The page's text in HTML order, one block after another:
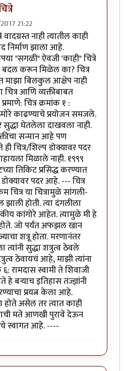
21:22
काढलीत पण सगळीbyविशुमित
नाही त्यातील काही
निर्माण झाला आहे.
"सगळी" ऐवजी 'काही" चित्रे
बदल करून मिळेल का? चित्र
माझा बिलकुल आक्षेप नाही
आणि व्यक्तीबाबत
चित्र क्रमांक १ :
काढण्याचे प्रयोजन समजले.
सुद्धा घेतलेला दाखवला नाही.
सन्मान आहे पण
चित्र/शिल्प डोक्यावर पदर
मिळाले नाही. १९९९
तिकिट प्रसिद्ध करण्यात
पदर आहे. --- चित्र
या चित्रामुळे सांगली-
होती. त्या दंगलीला
कांगोरे आहेत. त्यामुळे मी हे
होते. जो पर्यंत अफझल खान
शत्रू होता. मरणानंतर
त्यांनी सुद्धा शत्रुत्व ठेवले
ठेवायचं आहे, माझी त्यांना
६: रामदास स्वामी ते शिवाजी
बऱ्याच इतिहास तज्ज्ञांनी
प्रयत्न केला आहे.
होते असेल तर त्यात काही
मते आणखी पुरावे देऊन
स्वागत आहे. ----